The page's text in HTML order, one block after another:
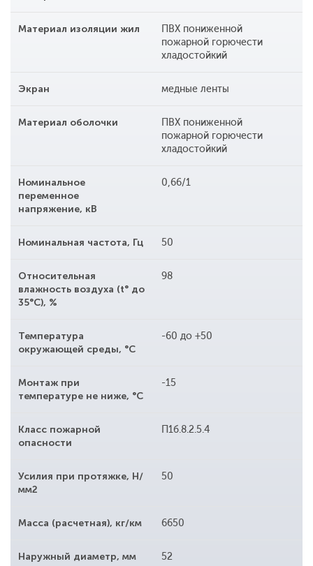
Материал изоляции жил
ПВХ пониженной
пожарной горючести
хладостойкий
Экран медные ленты
Материал оболочки
ПВХ пониженной
пожарной горючести
хладостойкий
Номинальное
переменное
напряжение, кВ
0,66/1
Номинальная частота, Гц 50
Относительная
влажность воздуха (t° до
35°С), %
98
Температура
окружающей среды, °С
-60 до +50
Монтаж при
температуре не ниже, °С
-15
Класс пожарной
опасности
П1б.8.2.5.4
Усилия при протяжке, Н/
мм2
50
Масса (расчетная), кг/км 6650
Наружный диаметр, мм 52